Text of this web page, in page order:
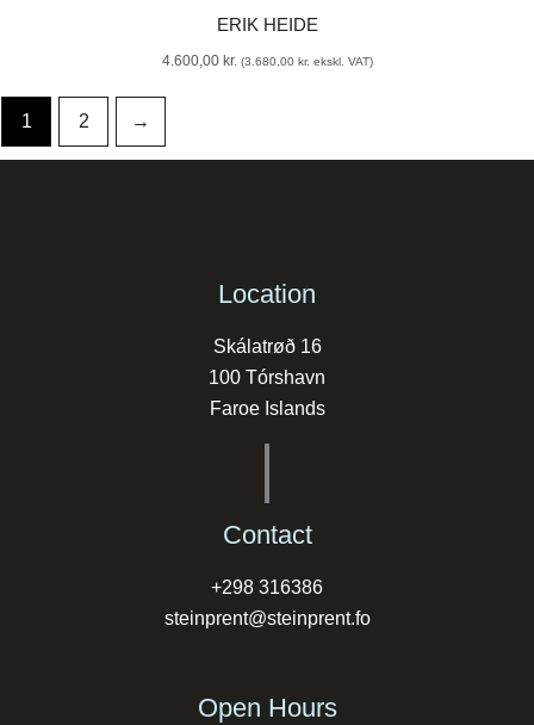
ERIK HEIDE
4.600,00 kr. (3.680,00 kr. ekskl. VAT)
1 2 →
Location
Skálatrøð 16
100 Tórshavn
Faroe Islands
Contact
+298 316386
steinprent@steinprent.fo
Open Hours